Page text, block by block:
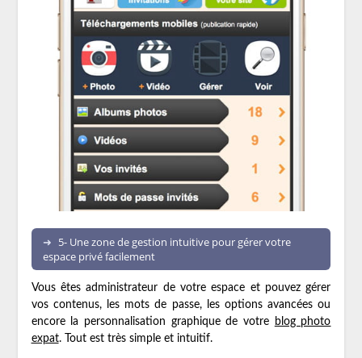
5- Une zone de gestion intuitive pour gérer votre
espace privé facilement
Vous êtes administrateur de votre espace et pouvez gérer
vos contenus, les mots de passe, les options avancées ou
encore la personnalisation graphique de votre
blog photo
expat. Tout est très simple et intuitif.